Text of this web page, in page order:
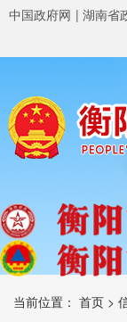
中国政府网 湖南省
当前位置： 首页 >